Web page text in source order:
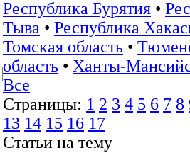
Республика Бурятия •
Тыва • Республика
Томская область •
область • Ханты-
Все
Страницы: 1 2 3 4 5 6 7 8
13 14 15 16 17
Статьи на тему